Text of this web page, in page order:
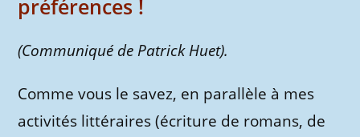
préférences !
(Communiqué de Patrick Huet).
Comme vous le savez, en parallèle à mes
activités littéraires (écriture de romans, de